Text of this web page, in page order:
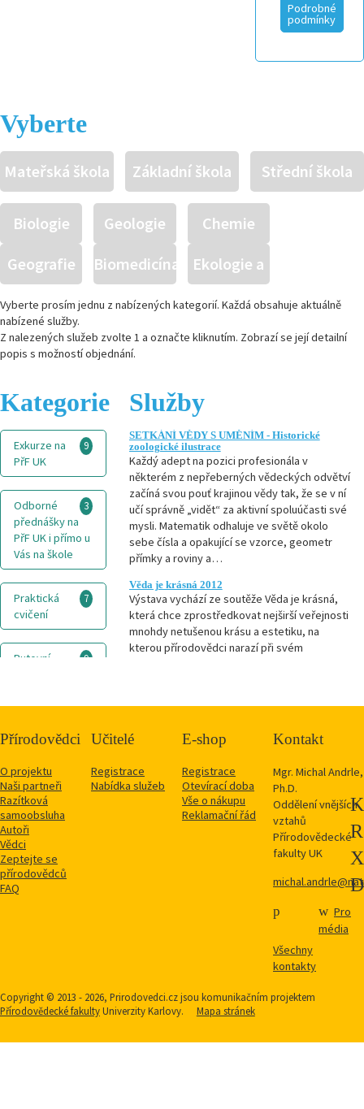
Podrobné
podmínky
Vyberte
Mateřská škola Základní škola Střední škola
Biologie Geologie
Chemie
Geografie
Biomedicína
Ekologie a
živ.
prostředí
Vyberte prosím jednu z nabízených kategorií. Každá obsahuje aktuálně
nabízené služby.
Z nalezených služeb zvolte 1 a označte kliknutím. Zobrazí se její detailní
popis s možností objednání.
Kategorie
9
Exkurze na
PřF UK
3
Odborné
přednášky na
PřF UK i přímo u
Vás na škole
7
Praktická
cvičení
9
Putovní
Výukové a
Služby
SETKÁNÍ VĚDY S UMĚNÍM - Historické
zoologické ilustrace
Každý adept na pozici profesionála v
některém z nepřeberných vědeckých odvětví
začíná svou pouť krajinou vědy tak, že se v ní
učí správně „vidět“ za aktivní spoluúčasti své
mysli. Matematik odhaluje ve světě okolo
sebe čísla a opakující se vzorce, geometr
přímky a roviny a…
Věda je krásná 2012
Výstava vychází ze soutěže Věda je krásná,
která chce zprostředkovat nejširší veřejnosti
mnohdy netušenou krásu a estetiku, na
kterou přírodovědci narazí při svém
Výstava vychází ze soutěže Věda je krásná,
mnohdy netušenou krásu a estetiku, na
kterou přírodovědci narazí při svém
seriózním bádání. Je přitom jedno, zda se
jedná o fotografie kvasinek, orlů či obzvlášť
Příroda pozorovaná okem profesionálního
přírodovědce je stejná a zároveň jiná, než ta,
kterou pozoruje oko laika. V běžné
jednotvárné zeleni dokáže zrak školeného
množství tvarů a druhů, ale i rozplést příběh
Věda je krásná 2015
Příroda pozorovaná okem profesionálního
tak, kterou pozoruje oko laika. V běžné
Přírodovědci
O projektu
Naši partneři
Razítková
samoobsluha
Autoři
Vědci
Zeptejte se
přírodovědců
FAQ
Učitelé
Registrace
Nabídka služeb
E-shop
Registrace
Otevírací doba
Vše o nákupu
Reklamační řád
Kontakt
Mgr. Michal Andrle,
Ph.D.
Oddělení vnějších
vztahů
Přírodovědecké
fakulty UK
Všechny
kontakty
Pro
média
Copyright © 2013 - 2026, Prirodovedci.cz jsou komunikačním projektem
Přírodovědecké fakultyUniverzity Karlovy. Mapa stránek